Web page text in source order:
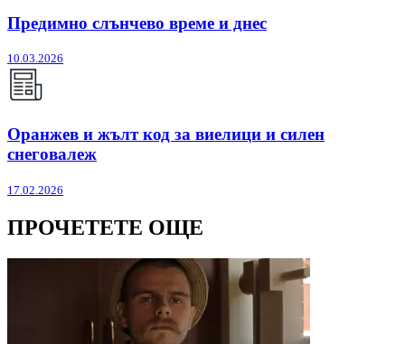
Предимно слънчево време и днес
10.03.2026
Оранжев и жълт код за виелици и силен
снеговалеж
17.02.2026
ПРОЧЕТЕТЕ ОЩЕ